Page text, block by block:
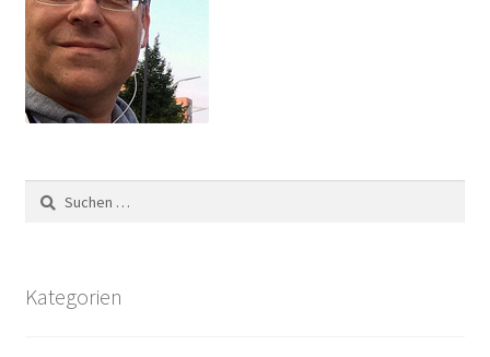
Suchen
nach:
Kategorien